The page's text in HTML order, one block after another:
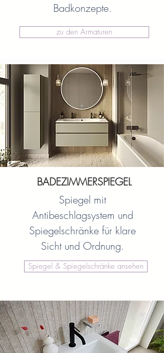
Badkonzepte.
zu den Armaturen
BADEZIMMERSPIEGEL
Spiegel mit
Antibeschlagsystem und
Spiegelschränke für klare
Sicht und Ordnung.
Spiegel & Spiegelschränke ansehen